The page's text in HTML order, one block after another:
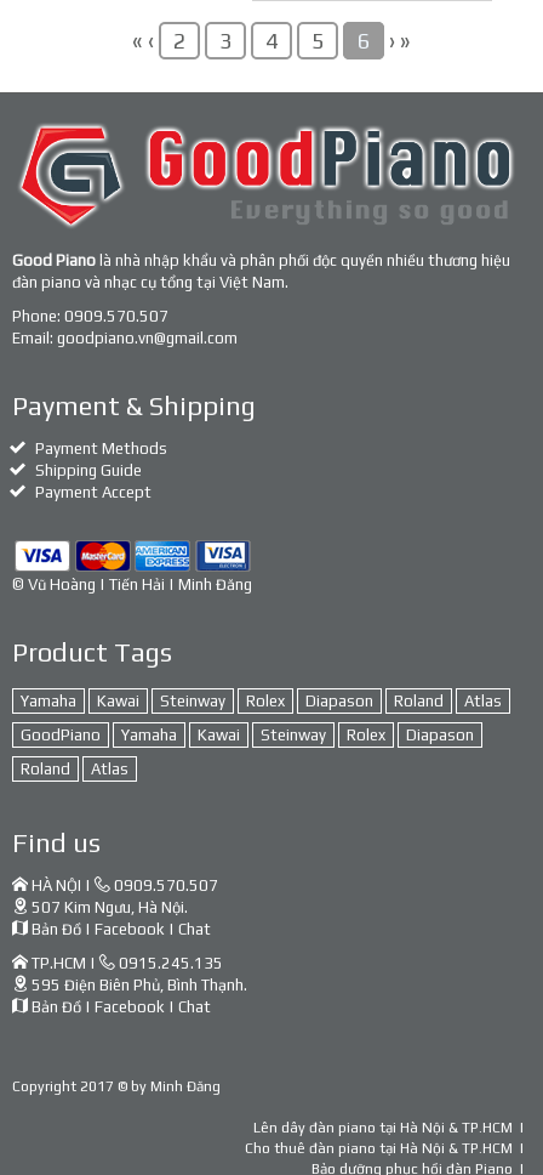
« ‹ 2 3 4 5 6 › »
Good Piano là nhà nhập khẩu và phân phối độc quyền nhiều thương hiệu
đàn piano và nhạc cụ tổng tại Việt Nam.
Phone: 0909.570.507
Email: goodpiano.vn@gmail.com
Payment & Shipping
Payment Methods
Shipping Guide
Payment Accept
© Vũ Hoàng | Tiến Hải | Minh Đăng
Product Tags
Yamaha Kawai Steinway Rolex Diapason Roland
Atlas
GoodPiano
Yamaha Kawai Steinway Rolex
Diapason
Roland
Atlas
Find us
HÀ NỘI |
0909.570.507
507 Kim Ngưu, Hà Nội.
Bản Đồ | Facebook | Chat
TP.HCM |
0915.245.135
595 Điện Biên Phủ, Bình Thạnh.
Bản Đồ | Facebook | Chat
Copyright 2017 © by Minh Đăng
Lên dây đàn piano tại Hà Nội & TP.HCM
Cho thuê đàn piano tại Hà Nội & TP.HCM
Bảo dưỡng phục hồi đàn Piano